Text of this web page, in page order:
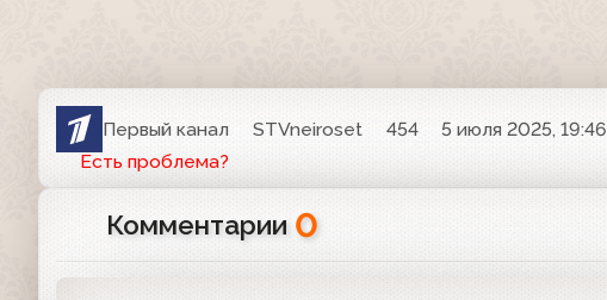
Первый канал STVneiroset 454
5 июля 2025, 19:46
Есть проблема?
Комментарии 0